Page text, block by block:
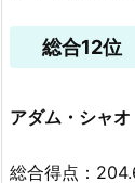
総合12位
アダム・シャオ
総合得点：